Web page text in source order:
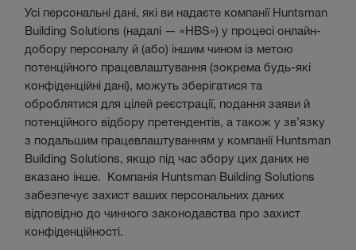
Усі персональні дані, які ви надаєте компанії Huntsman
Building Solutions (надалі — «HBS») у процесі онлайн-
добору персоналу й (або) іншим чином із метою
потенційного працевлаштування (зокрема будь-які
конфіденційні дані), можуть зберігатися та
оброблятися для цілей реєстрації, подання заяви й
потенційного відбору претендентів, а також у зв’язку
з подальшим працевлаштуванням у компанії Huntsman
Building Solutions, якщо під час збору цих даних не
вказано інше. Компанія Huntsman Building Solutions
забезпечує захист ваших персональних даних
відповідно до чинного законодавства про захист
конфіденційності.